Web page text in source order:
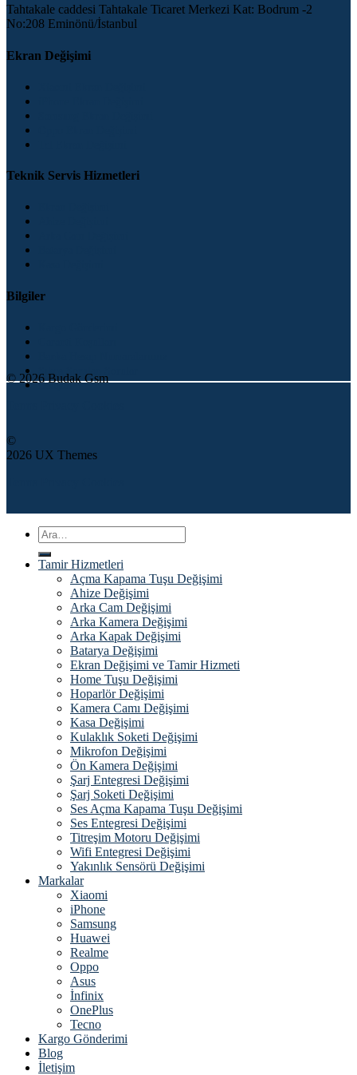
Tahtakale caddesi Tahtakale Ticaret Merkezi Kat: Bodrum -2
No:208 Eminönü/İstanbul
Ekran Değişimi
Teknik Servis Hizmetleri
Bilgiler
İletişim
© 2026 Budak Gsm
©
2026 UX Themes
Ara:
Tamir Hizmetleri
Açma Kapama Tuşu Değişimi
Ahize Değişimi
Arka Cam Değişimi
Arka Kamera Değişimi
Arka Kapak Değişimi
Batarya Değişimi
Ekran Değişimi ve Tamir Hizmeti
Home Tuşu Değişimi
Hoparlör Değişimi
Kamera Camı Değişimi
Kasa Değişimi
Kulaklık Soketi Değişimi
Mikrofon Değişimi
Ön Kamera Değişimi
Şarj Entegresi Değişimi
Şarj Soketi Değişimi
Ses Açma Kapama Tuşu Değişimi
Ses Entegresi Değişimi
Titreşim Motoru Değişimi
Wifi Entegresi Değişimi
Yakınlık Sensörü Değişimi
Markalar
Xiaomi
iPhone
Samsung
Huawei
Realme
Oppo
Asus
İnfinix
OnePlus
Tecno
Kargo Gönderimi
Blog
İletişim